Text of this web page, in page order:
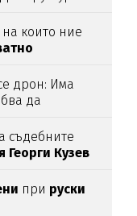
на които ние
дрон: Има
да
съдебните
Георги Кузев
при руски